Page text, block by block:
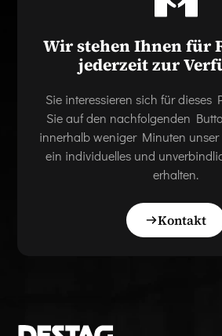
Wir stehen Ihnen für
jederzeit zur
Sie interessieren sich für dieses
Sie auf den nachfolgenden
innerhalb weniger Minuten unser
ein individuelles und
erhalten.
Kontakt